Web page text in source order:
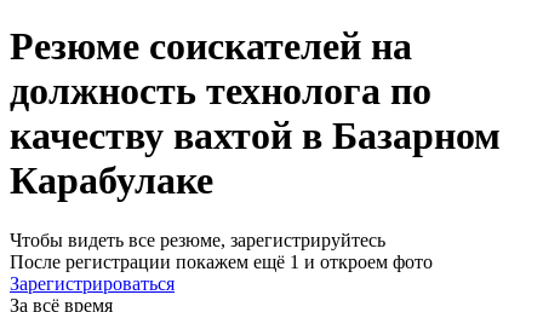
Резюме соискателей на
должность технолога по
качеству вахтой в Базарном
Карабулаке
Чтобы видеть все резюме, зарегистрируйтесь
После регистрации покажем ещё 1 и откроем фото
Зарегистрироваться
За всё время